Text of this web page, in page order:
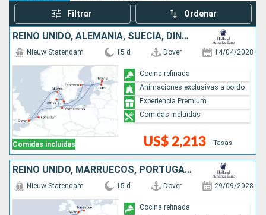
Filtrar Ordenar
REINO UNIDO, ALEMANIA, SUECIA, DINAMARCA, FINLANDIA, ESTONIA, PAISES BAJOS
Comidas incluidas
Nieuw Statendam 15 d Dover 14/04/2028
US$ 2,213 +Tasas
Cocina refinada
Animaciones exclusivas a bordo
Experiencia Premium
Comidas incluidas
REINO UNIDO, MARRUECOS, PORTUGAL, PAISES BAJOS
Nieuw Statendam 15 d Dover 29/09/2028
Cocina refinada